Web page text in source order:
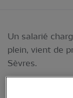
Un salarié
plein, vient de
Sèvres.